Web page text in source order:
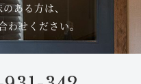
ある方は、
わせください。